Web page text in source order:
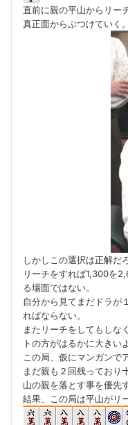
直前に親の平山からリー
真正面からぶつけていく。
しかしこの選択は正解だ
リーチをすれば1,300を
る場面ではない。
自分から見てまだドラが
ればならない。
またリーチをしてもしな
トの方がはるかに大きい
この局、仮にマンガンで
まだ親も２回残っており
山の親を落とす事を優先
結果、この局は平山がリ